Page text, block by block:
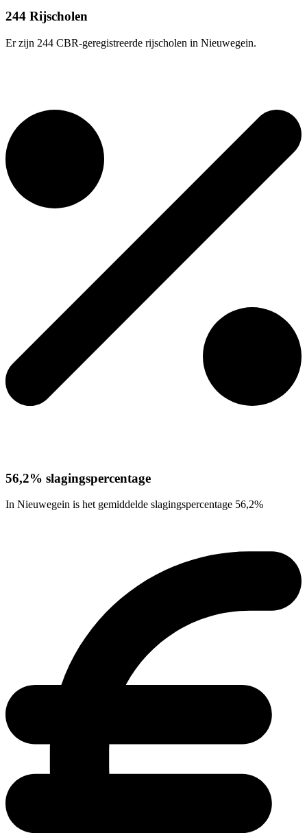
244 Rijscholen
Er zijn 244 CBR-geregistreerde rijscholen in Nieuwegein.
56,2% slagingspercentage
In Nieuwegein is het gemiddelde slagingspercentage 56,2%